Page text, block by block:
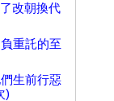
改朝換代
重託的至
生前行惡
)